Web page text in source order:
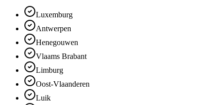
Luxemburg
Antwerpen
Henegouwen
Vlaams Brabant
Limburg
Oost-Vlaanderen
Luik